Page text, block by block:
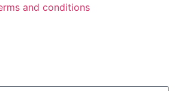
and conditions